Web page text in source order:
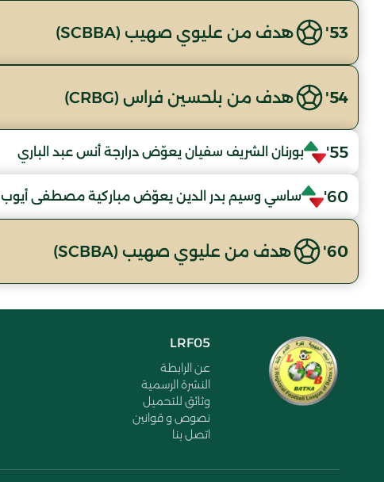
53' هدف من عليوي صهيب (SCBBA)
54' هدف من بلحسين فراس (CRBG)
55' بورنان الشريف سفيان يعوّض درارجة أنس عبد الباري
60' ساسي وسيم بدر الدين يعوّض مباركية مصطفى أيوب
60' هدف من عليوي صهيب (SCBBA)
LRF05
عن الرابطة
النشرة الرسمية
وثائق للتحميل
نصوص و قوانين
اتصل بنا